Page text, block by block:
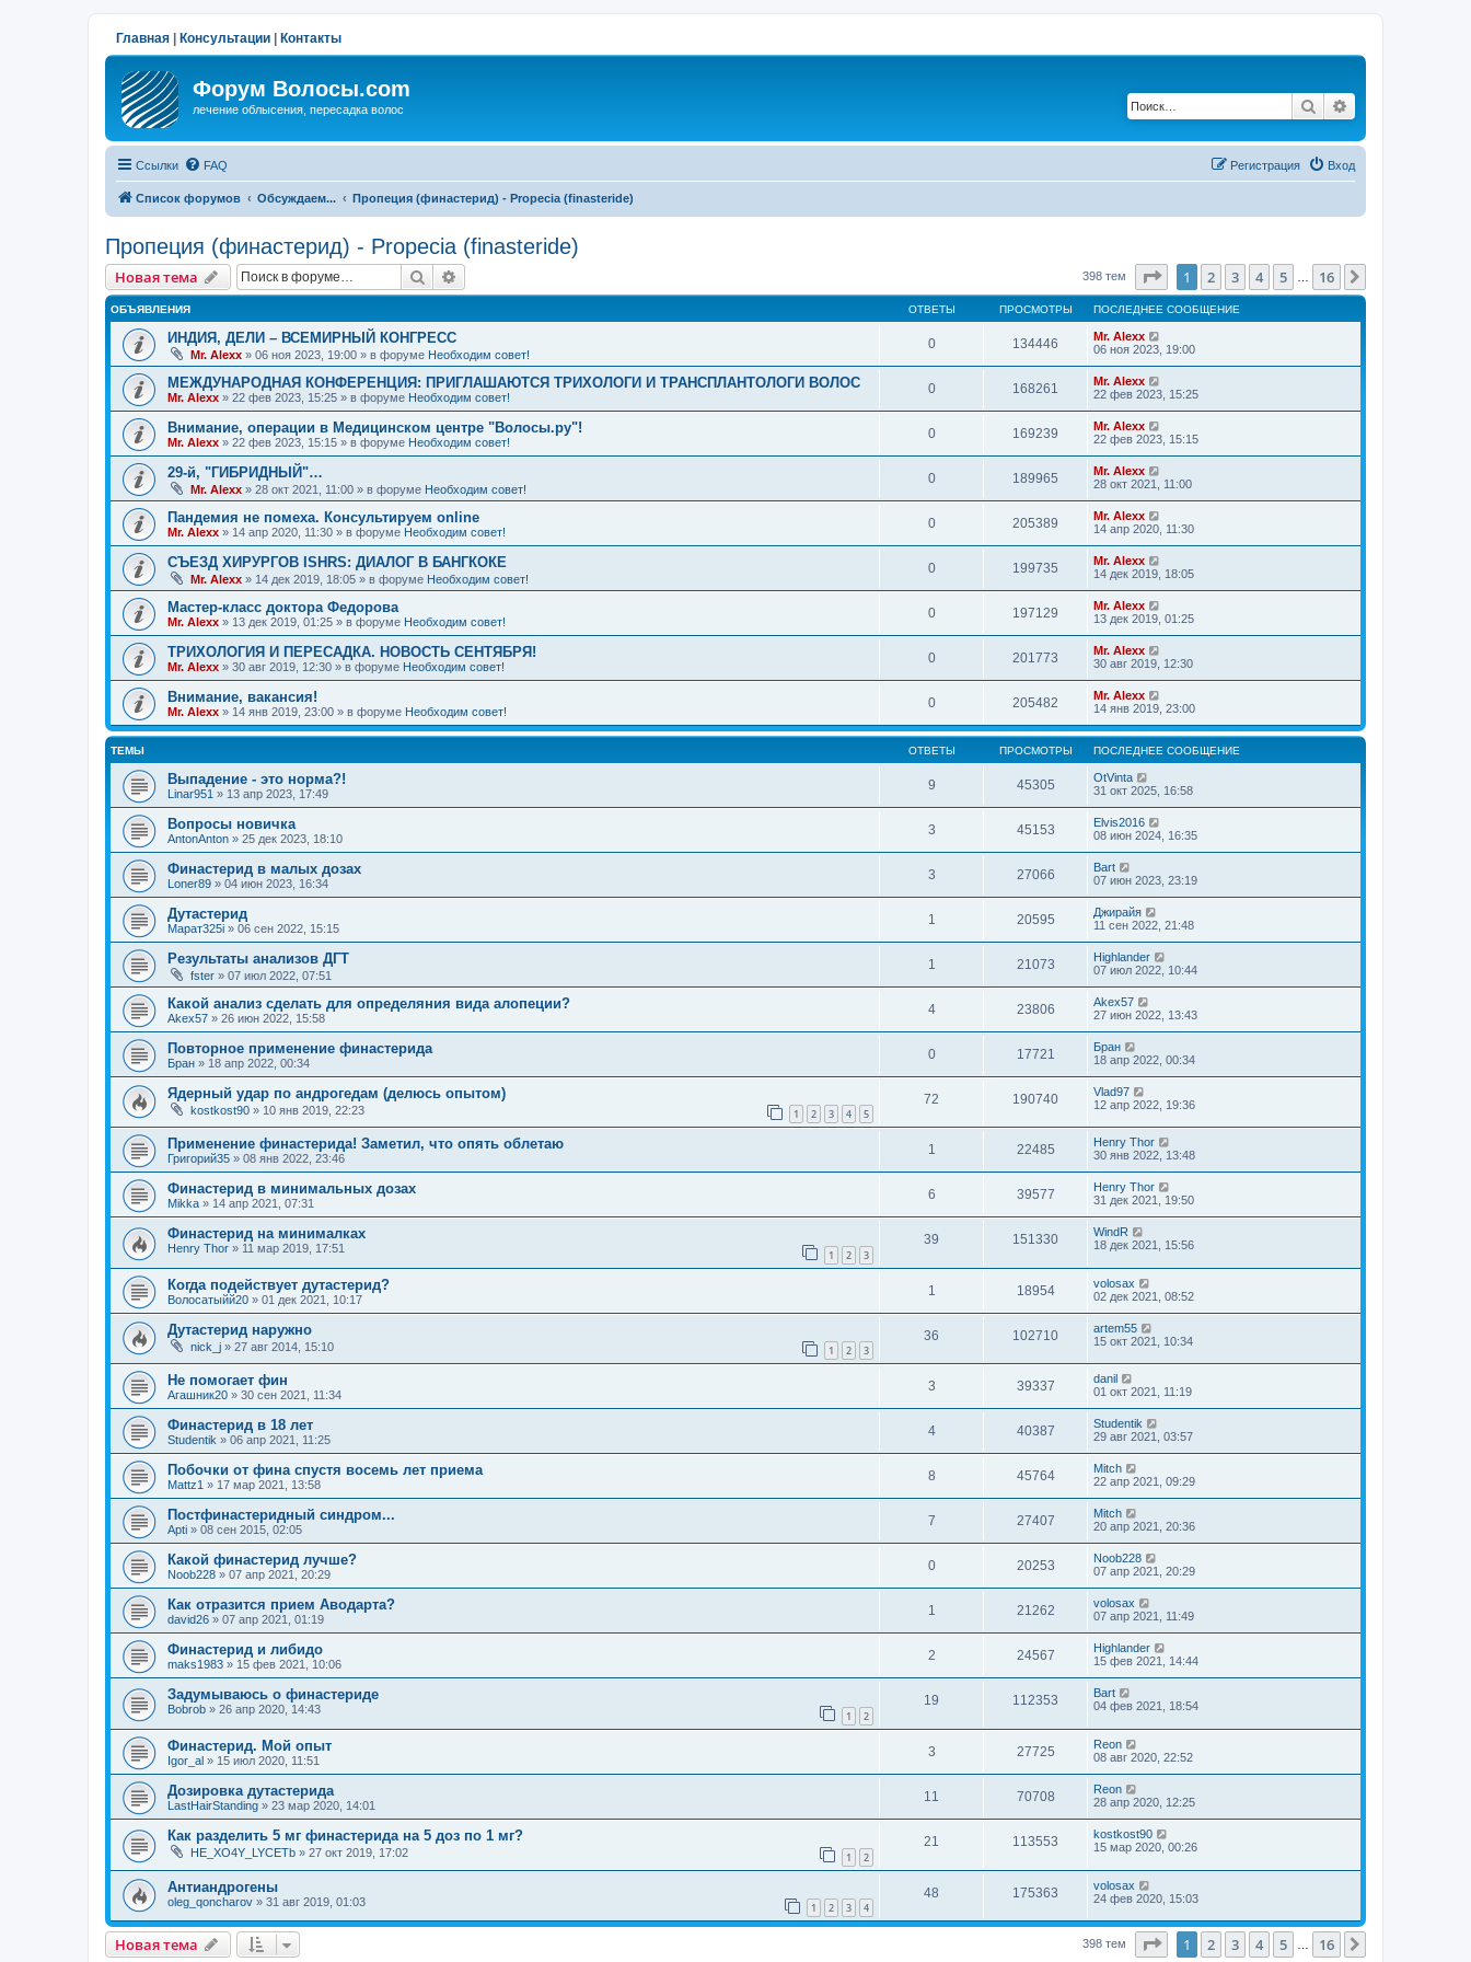
Главная Консультации Контакты
Форум Волосы.com
лечение облысения, пересадка волос Поиск
Ссылки FAQ Вход
Регистрация
Список форумов Обсуждаем... Пропеция (финастерид) - Propecia (finasteride)
Пропеция (финастерид) - Propecia (finasteride)
Новая тема Поиск 398 тем Страница1 из 16
1 2 3 4 5 16
ОБЪЯВЛЕНИЯ ОТВЕТЫ ПРОСМОТРЫ ПОСЛЕДНЕЕ СООБЩЕНИЕ
ИНДИЯ, ДЕЛИ – ВСЕМИРНЫЙ КОНГРЕСС
Mr. Alexx » 06 ноя 2023, 19:00 » в форуме Необходим совет!
0 134446
Mr. Alexx
06 ноя 2023, 19:00
МЕЖДУНАРОДНАЯ КОНФЕРЕНЦИЯ: ПРИГЛАШАЮТСЯ ТРИХОЛОГИ И ТРАНСПЛАНТОЛОГИ ВОЛОС
Mr. Alexx » 22 фев 2023, 15:25 » в форуме Необходим совет!
0 168261
Mr. Alexx
22 фев 2023, 15:25
Внимание, операции в Медицинском центре "Волосы.ру"!
Mr. Alexx » 22 фев 2023, 15:15 » в форуме Необходим совет!
0 169239
Mr. Alexx
22 фев 2023, 15:15
29-й, "ГИБРИДНЫЙ"…
Mr. Alexx » 28 окт 2021, 11:00 » в форуме Необходим совет!
0 189965
Mr. Alexx
28 окт 2021, 11:00
Пандемия не помеха. Консультируем online
Mr. Alexx » 14 апр 2020, 11:30 » в форуме Необходим совет!
0 205389
Mr. Alexx
14 апр 2020, 11:30
СЪЕЗД ХИРУРГОВ ISHRS: ДИАЛОГ В БАНГКОКЕ
Mr. Alexx » 14 дек 2019, 18:05 » в форуме Необходим совет!
0 199735
Mr. Alexx
14 дек 2019, 18:05
Мастер-класс доктора Федорова
Mr. Alexx » 13 дек 2019, 01:25 » в форуме Необходим совет!
0 197129
Mr. Alexx
13 дек 2019, 01:25
ТРИХОЛОГИЯ И ПЕРЕСАДКА. НОВОСТЬ СЕНТЯБРЯ!
Mr. Alexx » 30 авг 2019, 12:30 » в форуме Необходим совет!
0 201773
Mr. Alexx
30 авг 2019, 12:30
Внимание, вакансия!
Mr. Alexx » 14 янв 2019, 23:00 » в форуме Необходим совет!
0 205482
Mr. Alexx
14 янв 2019, 23:00
ТЕМЫ ОТВЕТЫ ПРОСМОТРЫ ПОСЛЕДНЕЕ СООБЩЕНИЕ
Выпадение - это норма?!
Linar951 » 13 апр 2023, 17:49
9 45305
OtVinta
31 окт 2025, 16:58
Вопросы новичка
AntonAnton » 25 дек 2023, 18:10
3 45153
Elvis2016
08 июн 2024, 16:35
Финастерид в малых дозах
Loner89 » 04 июн 2023, 16:34
3 27066
Bart
07 июн 2023, 23:19
Дутастерид
Марат325i » 06 сен 2022, 15:15
1 20595
Джирайя
11 сен 2022, 21:48
Результаты анализов ДГТ
fster » 07 июл 2022, 07:51
1 21073
Highlander
07 июл 2022, 10:44
Какой анализ сделать для определяния вида алопеции?
Akex57 » 26 июн 2022, 15:58
4 23806
Akex57
27 июн 2022, 13:43
Повторное применение финастерида
Бран » 18 апр 2022, 00:34
0 17721
Бран
18 апр 2022, 00:34
Ядерный удар по андрогедам (делюсь опытом)
kostkost90 » 10 янв 2019, 22:23 1 2 3 4 5
72 190740
Vlad97
12 апр 2022, 19:36
Применение финастерида! Заметил, что опять облетаю
Григорий35 » 08 янв 2022, 23:46
1 22485
Henry Thor
30 янв 2022, 13:48
Финастерид в минимальных дозах
Mikka » 14 апр 2021, 07:31
6 39577
Henry Thor
31 дек 2021, 19:50
Финастерид на минималках
Henry Thor » 11 мар 2019, 17:51 1 2 3
39 151330
WindR
18 дек 2021, 15:56
Когда подействует дутастерид?
Волосатыйй20 » 01 дек 2021, 10:17
1 18954
volosax
02 дек 2021, 08:52
Дутастерид наружно
nick_j » 27 авг 2014, 15:10 1 2 3
36 102710
artem55
15 окт 2021, 10:34
Не помогает фин
Агашник20 » 30 сен 2021, 11:34
3 39337
danil
01 окт 2021, 11:19
Финастерид в 18 лет
Studentik » 06 апр 2021, 11:25
4 40387
Studentik
29 авг 2021, 03:57
Побочки от фина спустя восемь лет приема
Mattz1 » 17 мар 2021, 13:58
8 45764
Mitch
22 апр 2021, 09:29
Постфинастеридный синдром...
Apti » 08 сен 2015, 02:05
7 27407
Mitch
20 апр 2021, 20:36
Какой финастерид лучше?
Noob228 » 07 апр 2021, 20:29
0 20253
Noob228
07 апр 2021, 20:29
Как отразится прием Аводарта?
david26 » 07 апр 2021, 01:19
1 21262
volosax
07 апр 2021, 11:49
Финастерид и либидо
maks1983 » 15 фев 2021, 10:06
2 24567
Highlander
15 фев 2021, 14:44
Задумываюсь о финастериде
Bobrob » 26 апр 2020, 14:43 1 2
19 112353
Bart
04 фев 2021, 18:54
Финастерид. Мой опыт
Igor_al » 15 июл 2020, 11:51
3 27725
Reon
08 авг 2020, 22:52
Дозировка дутастерида
LastHairStanding » 23 мар 2020, 14:01
11 70708
Reon
28 апр 2020, 12:25
Как разделить 5 мг финастерида на 5 доз по 1 мг?
HE_XO4Y_LYCETb » 27 окт 2019, 17:02 1 2
21 113553
kostkost90
15 мар 2020, 00:26
Антиандрогены
oleg_qoncharov » 31 авг 2019, 01:03 1 2 3 4
48 175363
volosax
24 фев 2020, 15:03
Новая тема 398 тем Страница1 из 16
1 2 3 4 5 16